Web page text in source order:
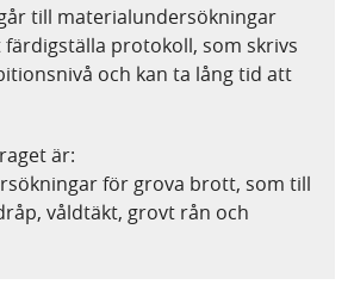
till materialundersökningar
protokoll, som skrivs
och kan ta lång tid att
är:
för grova brott, som till
våldtäkt, grovt rån och